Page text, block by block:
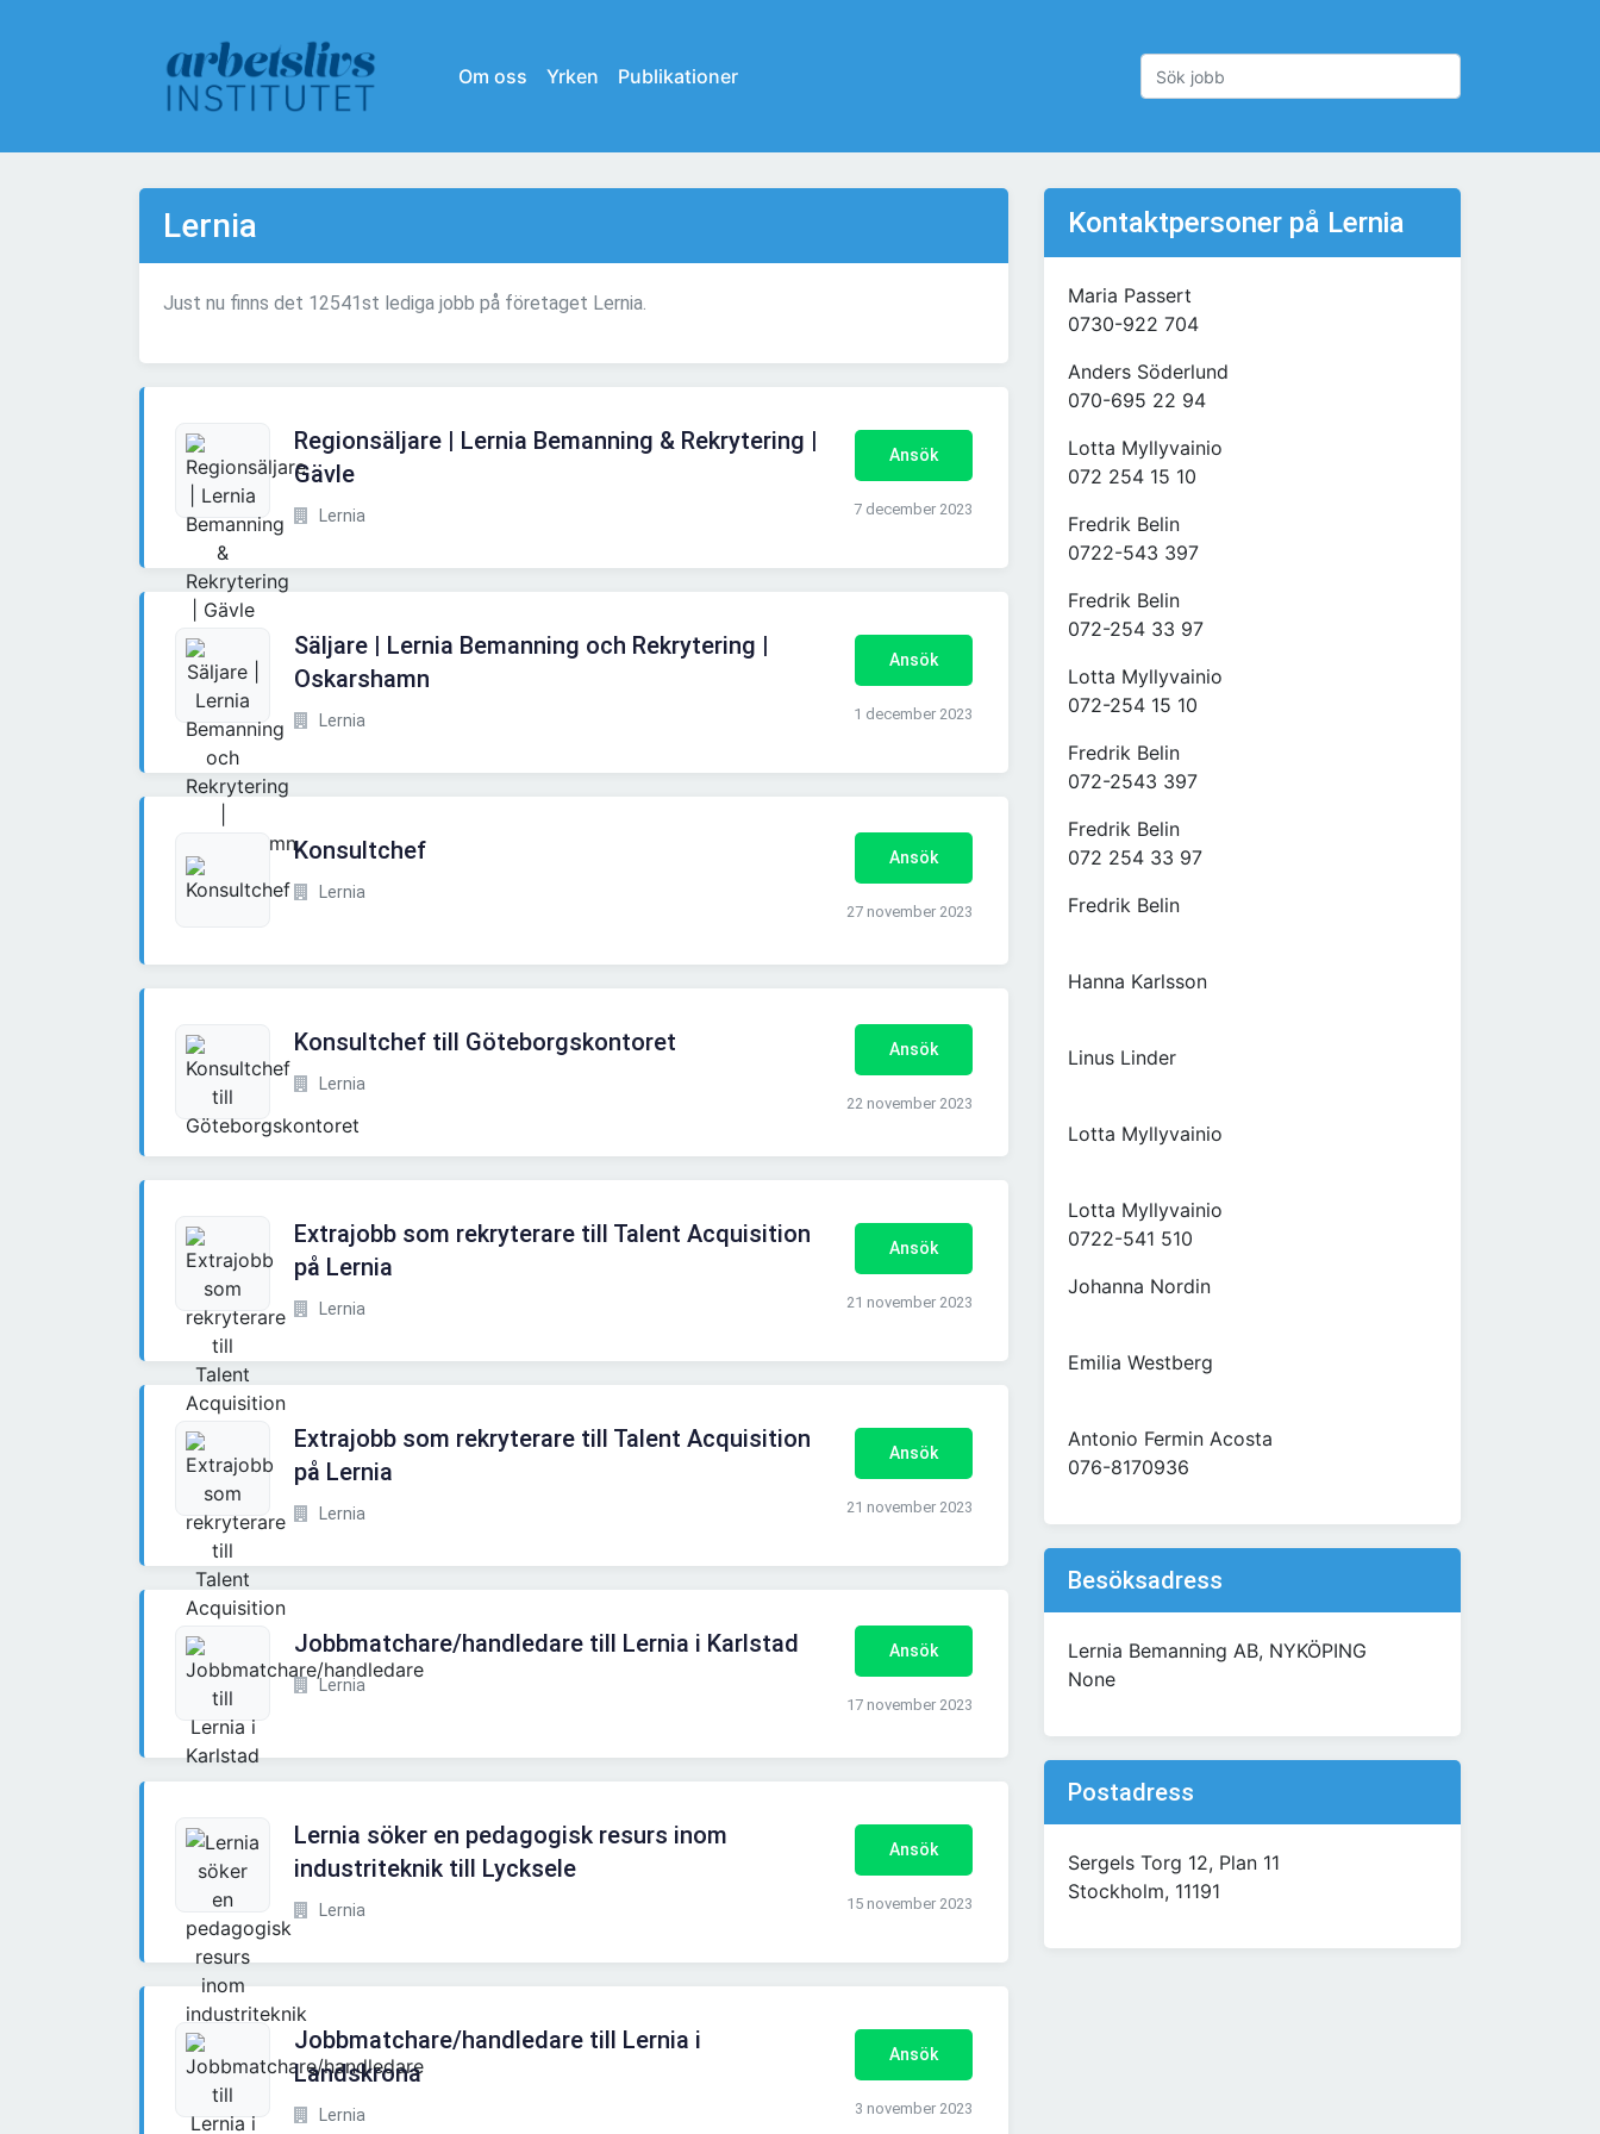
Om oss Yrken Publikationer
Lernia
Just nu finns det 12541st lediga jobb på företaget Lernia.
Regionsäljare | Lernia Bemanning & Rekrytering |
Gävle
Lernia
Ansök
7 december 2023
Säljare | Lernia Bemanning och Rekrytering |
Oskarshamn
Lernia
Ansök
1 december 2023
Konsultchef
Lernia
Ansök
27 november 2023
Konsultchef till Göteborgskontoret
Lernia
Ansök
22 november 2023
Extrajobb som rekryterare till Talent Acquisition
på Lernia
Lernia
Ansök
21 november 2023
Extrajobb som rekryterare till Talent Acquisition
på Lernia
Lernia
Ansök
21 november 2023
Jobbmatchare/handledare till Lernia i Karlstad
Lernia
Ansök
17 november 2023
Lernia söker en pedagogisk resurs inom
industriteknik till Lycksele
Lernia
Ansök
15 november 2023
Jobbmatchare/handledare till Lernia i
Landskrona
Lernia
Ansök
3 november 2023
Kontaktpersoner på Lernia
Maria Passert
0730-922 704
Anders Söderlund
070-695 22 94
Lotta Myllyvainio
072 254 15 10
Fredrik Belin
0722-543 397
Fredrik Belin
072-254 33 97
Lotta Myllyvainio
072-254 15 10
Fredrik Belin
072-2543 397
Fredrik Belin
072 254 33 97
Fredrik Belin
Hanna Karlsson
Linus Linder
Lotta Myllyvainio
Lotta Myllyvainio
0722-541 510
Johanna Nordin
Emilia Westberg
Antonio Fermin Acosta
076-8170936
Besöksadress
Lernia Bemanning AB, NYKÖPING
None
Postadress
Sergels Torg 12, Plan 11
Stockholm, 11191